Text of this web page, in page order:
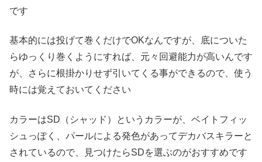
です
基本的には投げて巻くだけでOKなんですが、底についた
らゆっくり巻くようにすれば、元々回避能力が高いんです
が、さらに根掛かりせず引いてくる事ができるので、使う
時には覚えておいてください
カラーはSD（シャッド）というカラーが、ベイトフィッ
シュっぽく、パールによる発色があってデカバスキラーと
されているので、見つけたらSDを選ぶのがおすすめです